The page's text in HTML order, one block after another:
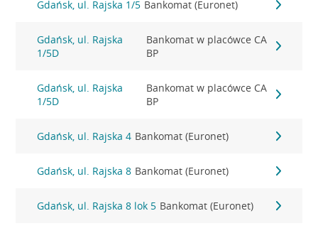
Gdańsk, ul. Rajska 1/5 Bankomat (Euronet)
Gdańsk, ul. Rajska
1/5D
Bankomat w placówce CA
BP
Gdańsk, ul. Rajska
1/5D
Bankomat w placówce CA
BP
Gdańsk, ul. Rajska 4 Bankomat (Euronet)
Gdańsk, ul. Rajska 8 Bankomat (Euronet)
Gdańsk, ul. Rajska 8 lok 5 Bankomat (Euronet)